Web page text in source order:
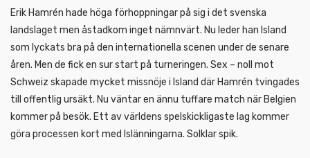
Erik Hamrén hade höga förhoppningar på sig i det svenska
landslaget men åstadkom inget nämnvärt. Nu leder han Island
som lyckats bra på den internationella scenen under de senare
åren. Men de fick en sur start på turneringen. Sex – noll mot
Schweiz skapade mycket missnöje i Island där Hamrén tvingades
till offentlig ursäkt. Nu väntar en ännu tuffare match när Belgien
kommer på besök. Ett av världens spelskickligaste lag kommer
göra processen kort med Islänningarna. Solklar spik.